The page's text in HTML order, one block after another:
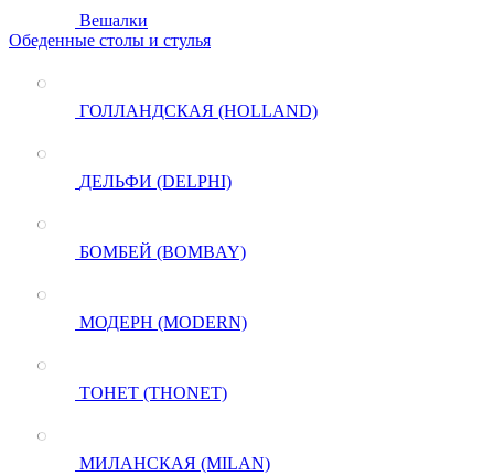
Вешалки
Обеденные столы и стулья
ГОЛЛАНДСКАЯ (HOLLAND)
ДЕЛЬФИ (DELPHI)
БОМБЕЙ (BOMBAY)
МОДЕРН (MODERN)
ТОНЕТ (THONET)
МИЛАНСКАЯ (MILAN)